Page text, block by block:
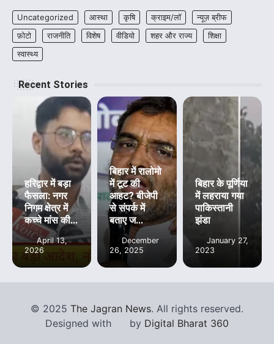
Uncategorized आस्था कृषि क्राइम/लॉ
न्यूज़ ब्रीफ
फ़ोटो
राजनीति विशेष वीडियो शहर और राज्य
शिक्षा
स्वास्थ्य
Recent Stories
हरिद्वार में बड़ा
फैसला: नगर
निगम क्षेत्र में
कच्चे मांस की...
April 13,
2026
बिहार में रालोमो
में टूट की
आहट? बीजेपी
से संपर्क में
बताए ज...
December
26, 2025
बिहार के पूर्णिया
में लहराया गया
पाकिस्तानी
झंडा
January 27,
2023
© 2025 The Jagran News. All rights reserved.
Designed with
by Digital Bharat 360